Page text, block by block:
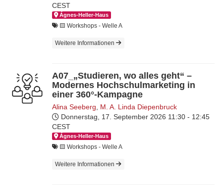
CEST
Ágnes-Hel­ler-Haus
🟨​ Workshops - Welle A
Weitere Informationen
A07_„Studieren, wo alles geht“ –
Modernes Hochschulmarketing in
einer 360°-Kampagne
Alina Seeberg
M. A. Linda Diepenbruck
Donnerstag, 17. September 2026 11:30 - 12:45
CEST
Ágnes-Hel­ler-Haus
🟨​ Workshops - Welle A
Weitere Informationen